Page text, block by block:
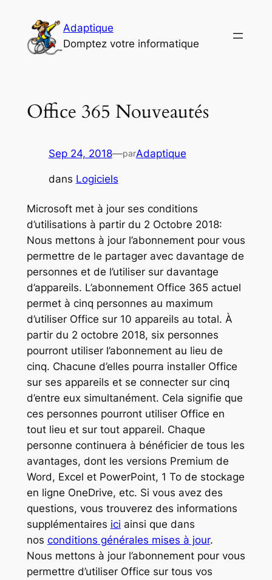
contenu
Adaptique
Domptez votre informatique
Office 365 Nouveautés
Sep 24, 2018—parAdaptique
dans Logiciels
Microsoft met à jour ses conditions
d’utilisations à partir du 2 Octobre 2018:
Nous mettons à jour l’abonnement pour vous
permettre de le partager avec davantage de
personnes et de l’utiliser sur davantage
d’appareils. L’abonnement Office 365 actuel
permet à cinq personnes au maximum
d’utiliser Office sur 10 appareils au total. À
partir du 2 octobre 2018, six personnes
pourront utiliser l’abonnement au lieu de
cinq. Chacune d’elles pourra installer Office
sur ses appareils et se connecter sur cinq
d’entre eux simultanément. Cela signifie que
ces personnes pourront utiliser Office en
tout lieu et sur tout appareil. Chaque
personne continuera à bénéficier de tous les
avantages, dont les versions Premium de
Word, Excel et PowerPoint, 1 To de stockage
en ligne OneDrive, etc. Si vous avez des
questions, vous trouverez des informations
supplémentaires ici ainsi que dans
nos conditions générales mises à jour.
Nous mettons à jour l’abonnement pour vous
permettre d’utiliser Office sur tous vos